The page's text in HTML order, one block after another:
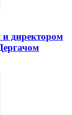
и директором